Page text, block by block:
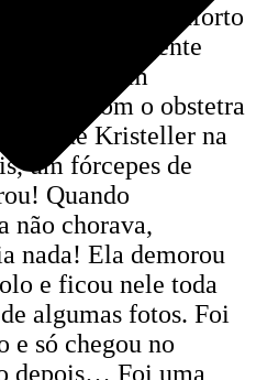
sem conforto
de muita gente
que nem
com o obstetra
de Kristeller na
um fórcepes de
Quando
não chorava,
nada! Ela demorou
e ficou nele toda
algumas fotos. Foi
e só chegou no
depois… Foi uma